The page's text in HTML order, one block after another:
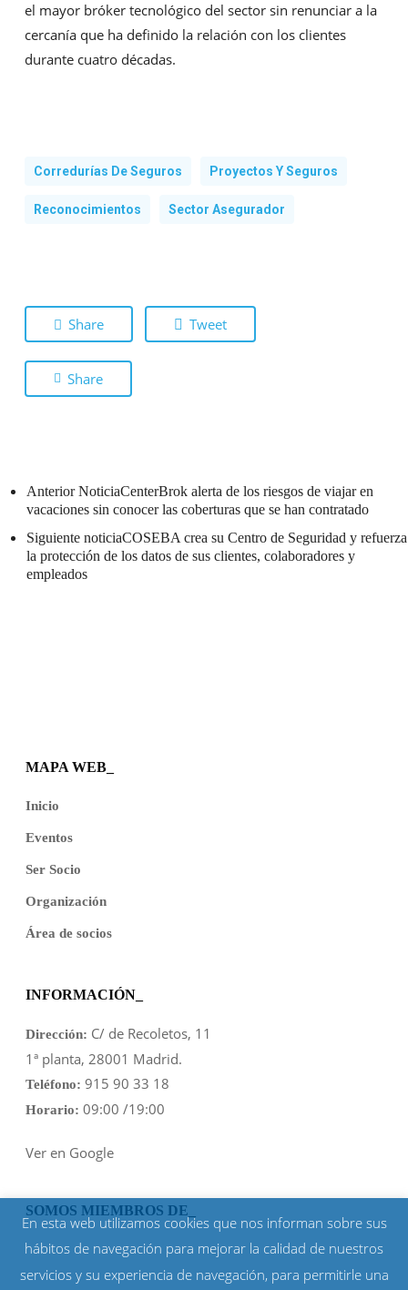
el mayor bróker tecnológico del sector sin renunciar a la
cercanía que ha definido la relación con los clientes
durante cuatro décadas.
Corredurías De Seguros Proyectos Y Seguros
Reconocimientos Sector Asegurador
Share Tweet
Share
Anterior NoticiaCenterBrok alerta de los riesgos de viajar en
vacaciones sin conocer las coberturas que se han contratado
Siguiente noticiaCOSEBA crea su Centro de Seguridad y refuerza
la protección de los datos de sus clientes, colaboradores y
empleados
MAPA WEB_
Inicio
Eventos
Ser Socio
Organización
Área de socios
INFORMACIÓN_
Dirección: C/ de Recoletos, 11
1ª planta, 28001 Madrid.
Teléfono: 915 90 33 18
Horario: 09:00 /19:00
Ver en Google
SOMOS MIEMBROS DE_
En esta web utilizamos cookies que nos informan sobre sus
hábitos de navegación para mejorar la calidad de nuestros
servicios y su experiencia de navegación, para permitirle una